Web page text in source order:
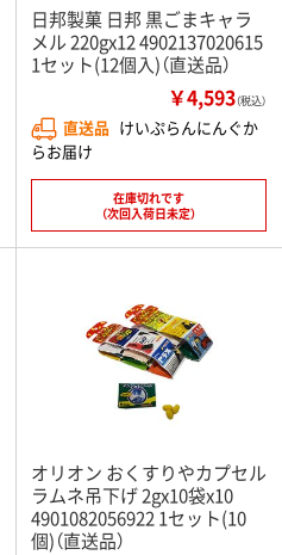
日邦製菓 日邦 黒ごまキャラ
メル 220gx12 4902137020615
1セット(12個入)（直送品）
￥4,593（税込）
直送品 けいぷらんにんぐか
らお届け
在庫切れです
（次回入荷日未定）
オリオン おくすりやカプセル
ラムネ吊下げ 2gx10袋x10
4901082056922 1セット(10
個)（直送品）